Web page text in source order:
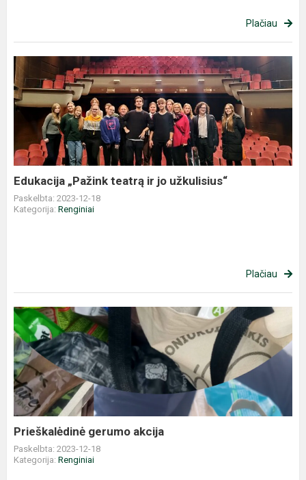
Plačiau
Edukacija
„Pažink
teatrą
ir
užkulisius“
Edukacija „Pažink teatrą ir jo užkulisius“
Paskelbta: 2023-12-18
Kategorija: Renginiai
Plačiau
Prieškalėdinė
gerumo
akcija
Prieškalėdinė gerumo akcija
Paskelbta: 2023-12-18
Kategorija: Renginiai